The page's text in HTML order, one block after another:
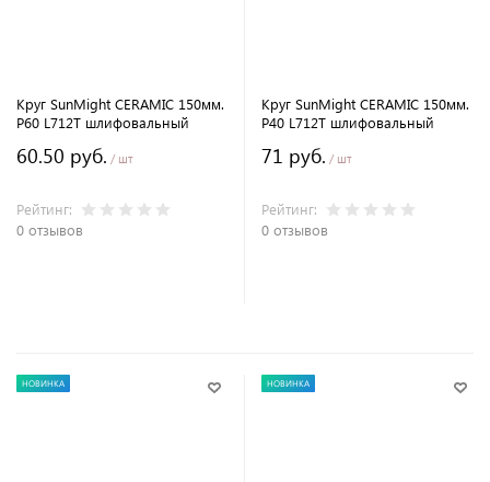
Круг SunMight CERAMIC 150мм.
P60 L712T шлифовальный
60.50 руб. / шт
Рейтинг:
0 отзывов
Круг SunMight CERAMIC 150мм.
P40 L712T шлифовальный
71 руб. / шт
Рейтинг:
0 отзывов
НОВИНКА НОВИНКА